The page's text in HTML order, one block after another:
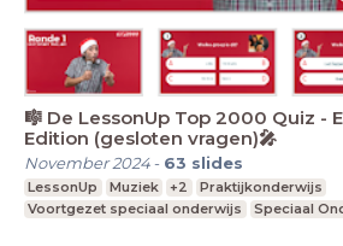
🎼 De LessonUp Top 2000 Quiz -
Edition (gesloten vragen)🎤
November 2024- 63 slides
LessonUp Muziek +2
Praktijkonderwijs
Voortgezet speciaal onderwijs
Speciaal